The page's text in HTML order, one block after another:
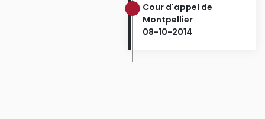
Cour d'appel de
Montpellier
08-10-2014